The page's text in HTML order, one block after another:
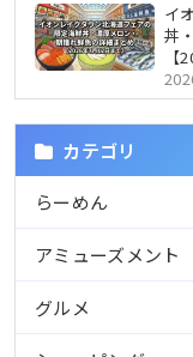
イ
丼
【
カテゴリ
らーめん
アミューズメント
グルメ